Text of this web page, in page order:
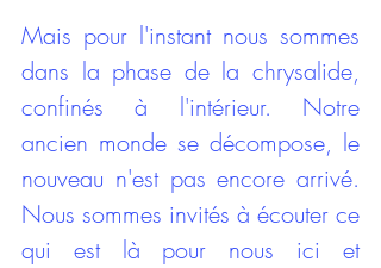
Mais pour l'instant nous sommes
dans la phase de la chrysalide,
confinés à l'intérieur. Notre
ancien monde se décompose, le
nouveau n'est pas encore arrivé.
Nous sommes invités à écouter ce
qui est là pour nous ici et